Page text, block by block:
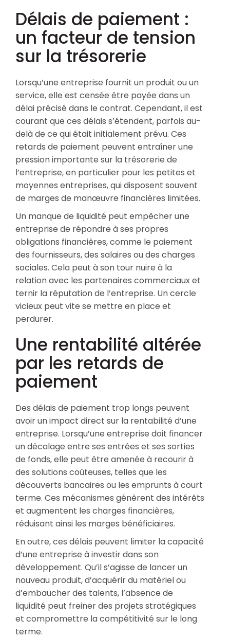
Délais de paiement :
un facteur de tension
sur la trésorerie
Lorsqu’une entreprise fournit un produit ou un
service, elle est censée être payée dans un
délai précisé dans le contrat. Cependant, il est
courant que ces délais s’étendent, parfois au-
delà de ce qui était initialement prévu. Ces
retards de paiement peuvent entraîner une
pression importante sur la trésorerie de
l’entreprise, en particulier pour les petites et
moyennes entreprises, qui disposent souvent
de marges de manœuvre financières limitées.
Un manque de liquidité peut empêcher une
entreprise de répondre à ses propres
obligations financières, comme le paiement
des fournisseurs, des salaires ou des charges
sociales. Cela peut à son tour nuire à la
relation avec les partenaires commerciaux et
ternir la réputation de l’entreprise. Un cercle
vicieux peut vite se mettre en place et
perdurer.
Une rentabilité altérée
par les retards de
paiement
Des délais de paiement trop longs peuvent
avoir un impact direct sur la rentabilité d’une
entreprise. Lorsqu’une entreprise doit financer
un décalage entre ses entrées et ses sorties
de fonds, elle peut être amenée à recourir à
des solutions coûteuses, telles que les
découverts bancaires ou les emprunts à court
terme. Ces mécanismes génèrent des intérêts
et augmentent les charges financières,
réduisant ainsi les marges bénéficiaires.
En outre, ces délais peuvent limiter la capacité
d’une entreprise à investir dans son
développement. Qu’il s’agisse de lancer un
nouveau produit, d’acquérir du matériel ou
d’embaucher des talents, l’absence de
liquidité peut freiner des projets stratégiques
et compromettre la compétitivité sur le long
terme.